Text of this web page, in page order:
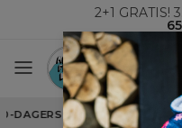
2+1 GRATIS!
65